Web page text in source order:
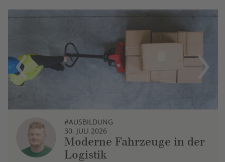
Previous
#AUSBILDUNG
30. JULI 2026
Moderne Fahrzeuge in der
Logistik
Next